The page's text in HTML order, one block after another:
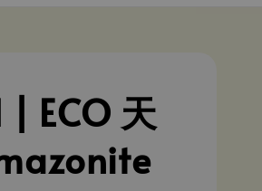
| ECO 天